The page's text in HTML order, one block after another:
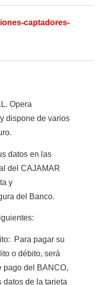
captadores-
Opera
y dispone de varios
.
datos en las
del CAJAMAR
y
del Banco.
:
Para pagar su
o débito, será
pago del BANCO,
de la tarjeta